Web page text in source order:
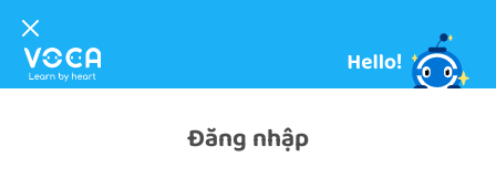
Đăng nhập